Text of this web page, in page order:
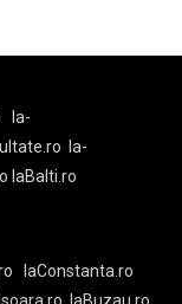
la-
la-
laBalti.ro
laConstanta.ro